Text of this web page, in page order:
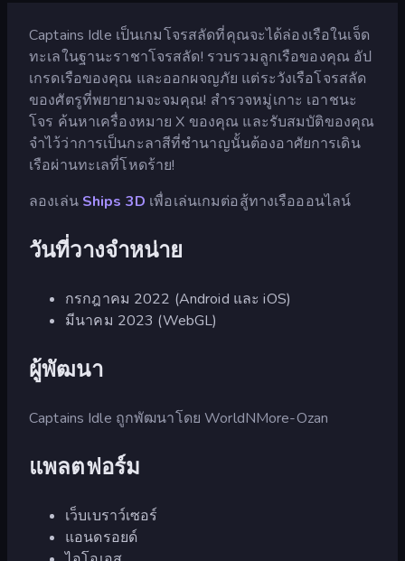
Captains Idle เป็นเกมโจรสลัดที่คุณจะได้ล่องเรือในเจ็ด
ทะเลในฐานะราชาโจรสลัด! รวบรวมลูกเรือของคุณ อัป
เกรดเรือของคุณ และออกผจญภัย แต่ระวังเรือโจรสลัด
ของศัตรูที่พยายามจะจมคุณ! สำรวจหมู่เกาะ เอาชนะ
โจร ค้นหาเครื่องหมาย X ของคุณ และรับสมบัติของคุณ
จำไว้ว่าการเป็นกะลาสีที่ชำนาญนั้นต้องอาศัยการเดิน
เรือผ่านทะเลที่โหดร้าย!
ลองเล่น Ships 3D เพื่อเล่นเกมต่อสู้ทางเรือออนไลน์
วันที่วางจำหน่าย
กรกฎาคม 2022 (Android และ iOS)
มีนาคม 2023 (WebGL)
ผู้พัฒนา
Captains Idle ถูกพัฒนาโดย WorldNMore-Ozan
แพลตฟอร์ม
เว็บเบราว์เซอร์
แอนดรอยด์